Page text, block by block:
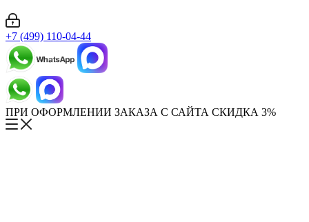
+7 (499) 110-04-44
ПРИ ОФОРМЛЕНИИ ЗАКАЗА С САЙТА СКИДКА 3%